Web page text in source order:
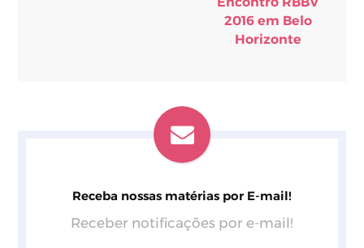
2016 em Belo
Horizonte
Receba nossas matérias por E-mail!
Receber notificações por e-mail!